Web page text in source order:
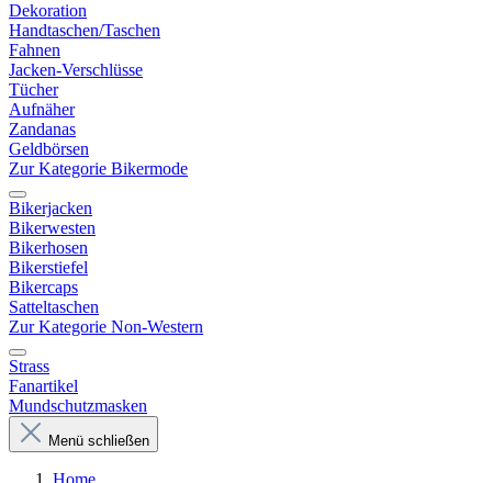
Dekoration
Handtaschen/Taschen
Fahnen
Jacken-Verschlüsse
Tücher
Aufnäher
Zandanas
Geldbörsen
Zur Kategorie Bikermode
Bikerjacken
Bikerwesten
Bikerhosen
Bikerstiefel
Bikercaps
Satteltaschen
Zur Kategorie Non-Western
Strass
Fanartikel
Mundschutzmasken
Menü schließen
Home